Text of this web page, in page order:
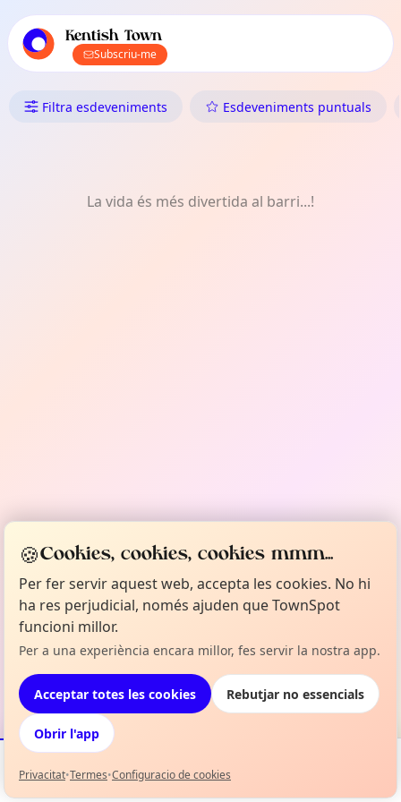
d'esdeveniments locals de TownSpot
Kentish Town
Subscriu-me
Què Fer a Kentish Town: Copes
Filtra esdeveniments Esdeveniments puntuals
La vida és més divertida al barri...!
Esdeveniments Mapa La meva selecció
🍪Cookies, cookies, cookies mmm...
Per fer servir aquest web, accepta les cookies. No hi
ha res perjudicial, només ajuden que TownSpot
funcioni millor.
Per a una experiència encara millor, fes servir la nostra app.
Acceptar totes les cookies Rebutjar no essencials
Obrir l'app
Privacitat•Termes•Configuracio de cookies